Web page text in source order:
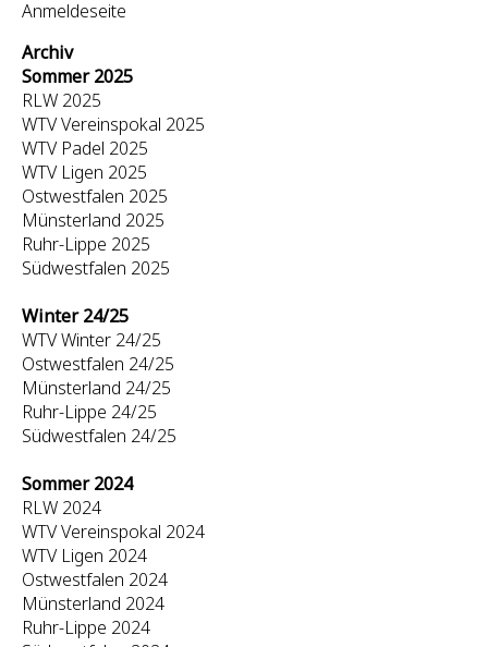
Anmeldeseite
Archiv
Sommer 2025
RLW 2025
WTV Vereinspokal 2025
WTV Padel 2025
WTV Ligen 2025
Ostwestfalen 2025
Münsterland 2025
Ruhr-Lippe 2025
Südwestfalen 2025
Winter 24/25
WTV Winter 24/25
Ostwestfalen 24/25
Münsterland 24/25
Ruhr-Lippe 24/25
Südwestfalen 24/25
Sommer 2024
RLW 2024
WTV Vereinspokal 2024
WTV Ligen 2024
Ostwestfalen 2024
Münsterland 2024
Ruhr-Lippe 2024